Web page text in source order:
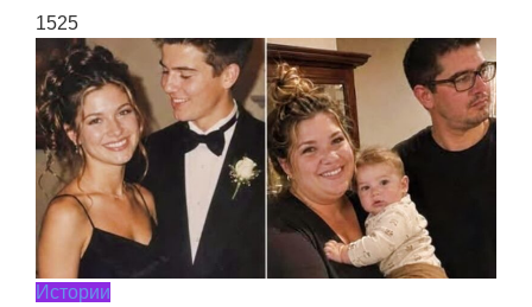
1525
Истории